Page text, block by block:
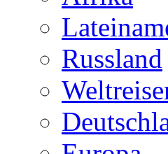
Russland